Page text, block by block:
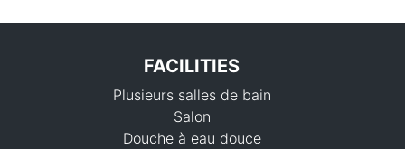
FACILITIES
Plusieurs salles de bain
Salon
Douche à eau douce